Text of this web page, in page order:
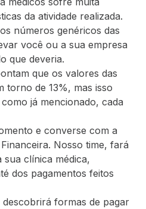
da atividade realizada.
números genéricos das
você ou a sua empresa
que deveria.
que os valores das
torno de 13%, mas isso
já mencionado, cada
e converse com a
Nosso time, fará
sua clínica médica,
dos pagamentos feitos
formas de pagar